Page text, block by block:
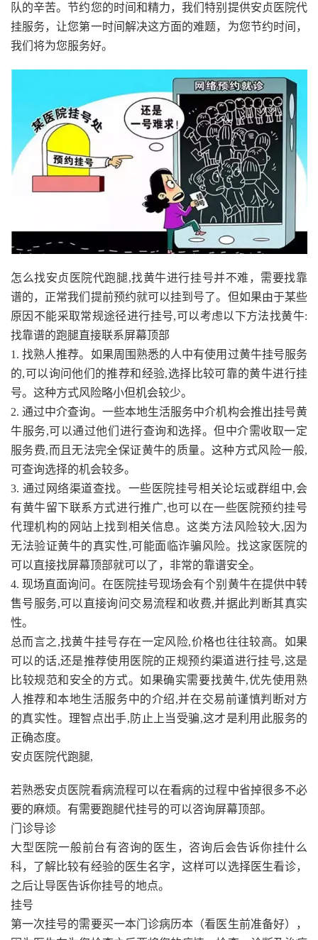
队的辛苦。节约您的时间和精力，我们特别提供安贞医院代
挂服务，让您第一时间解决这方面的难题，为您节约时间，
我们将为您服务好。
怎么找安贞医院代跑腿,找黄牛进行挂号并不难，需要找靠
谱的，正常我们提前预约就可以挂到号了。但如果由于某些
原因不能采取常规途径进行挂号,可以考虑以下方法找黄牛:
找靠谱的跑腿直接联系屏幕顶部
1. 找熟人推荐。如果周围熟悉的人中有使用过黄牛挂号服务
的,可以询问他们的推荐和经验,选择比较可靠的黄牛进行挂
号。这种方式风险略小但机会较少。
2. 通过中介查询。一些本地生活服务中介机构会推出挂号黄
牛服务,可以通过他们进行查询和选择。但中介需收取一定
服务费,而且无法完全保证黄牛的质量。这种方式风险一般,
可查询选择的机会较多。
3. 通过网络渠道查找。一些医院挂号相关论坛或群组中,会
有黄牛留下联系方式进行推广,也可以在一些医院预约挂号
代理机构的网站上找到相关信息。这类方法风险较大,因为
无法验证黄牛的真实性,可能面临诈骗风险。找这家医院的
可以直接找屏幕顶部就可以了，非常的靠谱安全。
4. 现场直面询问。在医院挂号现场会有个别黄牛在提供中转
售号服务,可以直接询问交易流程和收费,并据此判断其真实
性。
总而言之,找黄牛挂号存在一定风险,价格也往往较高。如果
可以的话,还是推荐使用医院的正规预约渠道进行挂号,这是
比较规范和安全的方式。如果确实需要找黄牛,优先使用熟
人推荐和本地生活服务中的介绍,并在交易前谨慎判断对方
的真实性。理智点出手,防止上当受骗,这才是利用此服务的
正确态度。
安贞医院代跑腿,
若熟悉安贞医院看病流程可以在看病的过程中省掉很多不必
要的麻烦。有需要跑腿代挂号的可以咨询屏幕顶部。
门诊导诊
大型医院一般前台有咨询的医生，咨询后会告诉你挂什么
科，了解比较有经验的医生名字，这样可以选择医生看诊，
之后让导医告诉你挂号的地点。
挂号
第一次挂号的需要买一本门诊病历本（看医生前准备好），